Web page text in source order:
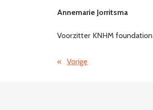
Annemarie Jorritsma
Voorzitter KNHM foundation
« Vorige